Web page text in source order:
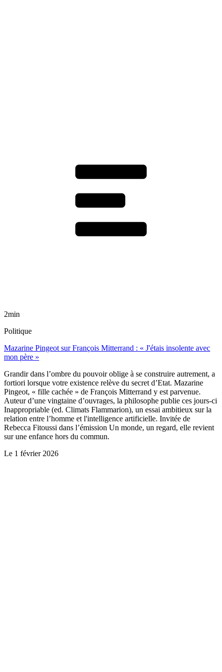
2min
Politique
Mazarine Pingeot sur François Mitterrand : « J'étais insolente avec
mon père »
Grandir dans l’ombre du pouvoir oblige à se construire autrement, a
fortiori lorsque votre existence relève du secret d’Etat. Mazarine
Pingeot, « fille cachée » de François Mitterrand y est parvenue.
Auteur d’une vingtaine d’ouvrages, la philosophe publie ces jours-ci
Inappropriable (ed. Climats Flammarion), un essai ambitieux sur la
relation entre l’homme et l'intelligence artificielle. Invitée de
Rebecca Fitoussi dans l’émission Un monde, un regard, elle revient
sur une enfance hors du commun.
Le 1 février 2026